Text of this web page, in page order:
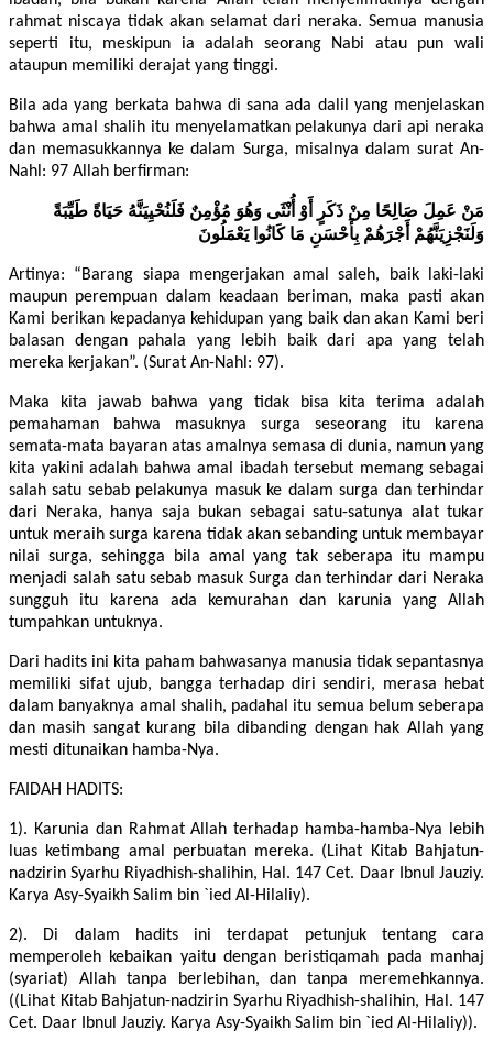
rahmat niscaya tidak akan selamat dari neraka. Semua manusia
seperti itu, meskipun ia adalah seorang Nabi atau pun wali
ataupun memiliki derajat yang tinggi.
Bila ada yang berkata bahwa di sana ada dalil yang menjelaskan
bahwa amal shalih itu menyelamatkan pelakunya dari api neraka
dan memasukkannya ke dalam Surga, misalnya dalam surat An-
Nahl: 97 Allah berfirman:
مَنْ عَمِلَ صَالِحًا مِنْ ذَكَرٍ أَوْ أُنْثَى وَهُوَ مُؤْمِنٌ فَلَنُحْيِيَنَّهُ حَيَاةً طَيِّبَةً
وَلَنَجْزِيَنَّهُمْ أَجْرَهُمْ بِأَحْسَنِ مَا كَانُوا يَعْمَلُونَ
Artinya: “Barang siapa mengerjakan amal saleh, baik laki-laki
maupun perempuan dalam keadaan beriman, maka pasti akan
Kami berikan kepadanya kehidupan yang baik dan akan Kami beri
balasan dengan pahala yang lebih baik dari apa yang telah
mereka kerjakan”. (Surat An-Nahl: 97).
Maka kita jawab bahwa yang tidak bisa kita terima adalah
pemahaman bahwa masuknya surga seseorang itu karena
semata-mata bayaran atas amalnya semasa di dunia, namun yang
kita yakini adalah bahwa amal ibadah tersebut memang sebagai
salah satu sebab pelakunya masuk ke dalam surga dan terhindar
dari Neraka, hanya saja bukan sebagai satu-satunya alat tukar
untuk meraih surga karena tidak akan sebanding untuk membayar
nilai surga, sehingga bila amal yang tak seberapa itu mampu
menjadi salah satu sebab masuk Surga dan terhindar dari Neraka
sungguh itu karena ada kemurahan dan karunia yang Allah
tumpahkan untuknya.
Dari hadits ini kita paham bahwasanya manusia tidak sepantasnya
memiliki sifat ujub, bangga terhadap diri sendiri, merasa hebat
dalam banyaknya amal shalih, padahal itu semua belum seberapa
dan masih sangat kurang bila dibanding dengan hak Allah yang
mesti ditunaikan hamba-Nya.
FAIDAH HADITS:
1). Karunia dan Rahmat Allah terhadap hamba-hamba-Nya lebih
luas ketimbang amal perbuatan mereka. (Lihat Kitab Bahjatun-
nadzirin Syarhu Riyadhish-shalihin, Hal. 147 Cet. Daar Ibnul Jauziy.
Karya Asy-Syaikh Salim bin `ied Al-Hilaliy).
2). Di dalam hadits ini terdapat petunjuk tentang cara
memperoleh kebaikan yaitu dengan beristiqamah pada manhaj
(syariat) Allah tanpa berlebihan, dan tanpa meremehkannya.
((Lihat Kitab Bahjatun-nadzirin Syarhu Riyadhish-shalihin, Hal. 147
Cet. Daar Ibnul Jauziy. Karya Asy-Syaikh Salim bin `ied Al-Hilaliy)).